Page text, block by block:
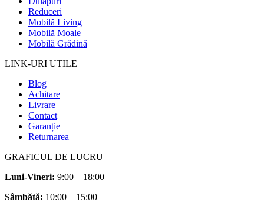
Reduceri
Mobilă Living
Mobilă Moale
Mobilă Grădină
LINK-URI UTILE
Blog
Achitare
Livrare
Contact
Garanție
Returnarea
GRAFICUL DE LUCRU
Luni-Vineri: 9:00 – 18:00
Sâmbătă: 10:00 – 15:00